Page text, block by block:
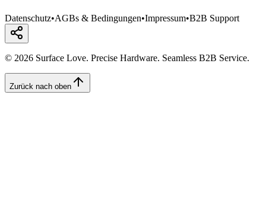
Datenschutz•AGBs & Bedingungen•Impressum•B2B Support
© 2026 Surface Love. Precise Hardware. Seamless B2B Service.
Zurück nach oben